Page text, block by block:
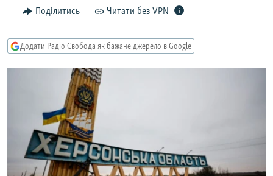
пошукуКУЛЬТУРА
СПОРТ
КРИМ.РЕАЛІЇ
ТИ ЯК?
КИТАЙ.ВИКЛИКИ
МУЛЬТИМЕДІА
СПЕЦПРОЄКТИ
ПОДКАСТИ
Поділитись Читати без VPN
Додати Радіо Свобода як бажане джерело в Google